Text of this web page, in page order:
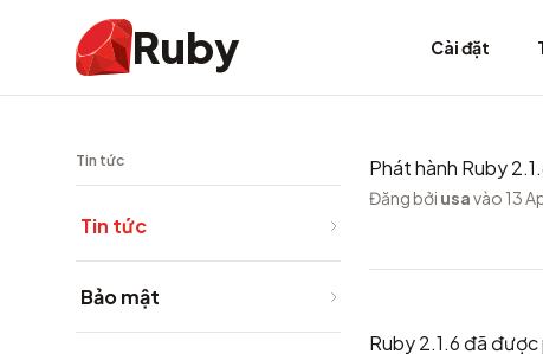
Ruby Cài đặt
Tin tức
Tin tức
Bảo mật
Phát hành Ruby
Đăng bởi usavào 13
Ruby 2.1.6 đã